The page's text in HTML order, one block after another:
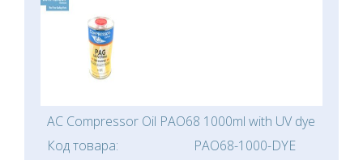
AC Compressor Oil PAO68 1000ml with UV dye
Код товара:
PAO68-1000-DYE